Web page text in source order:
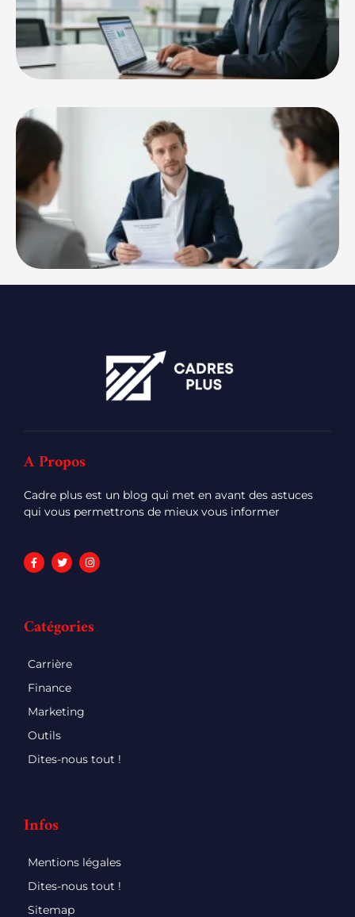
A Propos
Cadre plus est un blog qui met en avant des astuces
qui vous permettrons de mieux vous informer
Catégories
Carrière
Finance
Marketing
Outils
Dites-nous tout !
Infos
Mentions légales
Dites-nous tout !
Sitemap